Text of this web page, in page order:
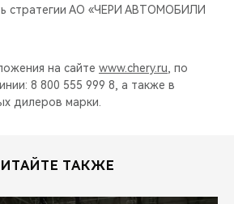
стратегии АО «ЧЕРИ АВТОМОБИЛИ
на сайте www.chery.ru , по
8 800 555 999 8, а также в
дилеров марки.
ТАКЖЕ